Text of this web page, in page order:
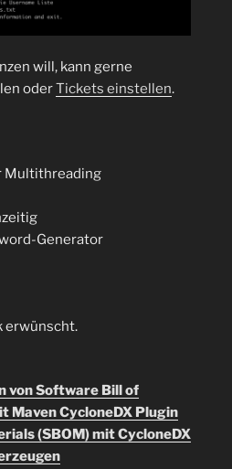
will, kann gerne
oderTickets einstellen.
Multithreading
Generator
erwünscht.
von Software Bill of
Maven CycloneDX Plugin
(SBOM) mit CycloneDX